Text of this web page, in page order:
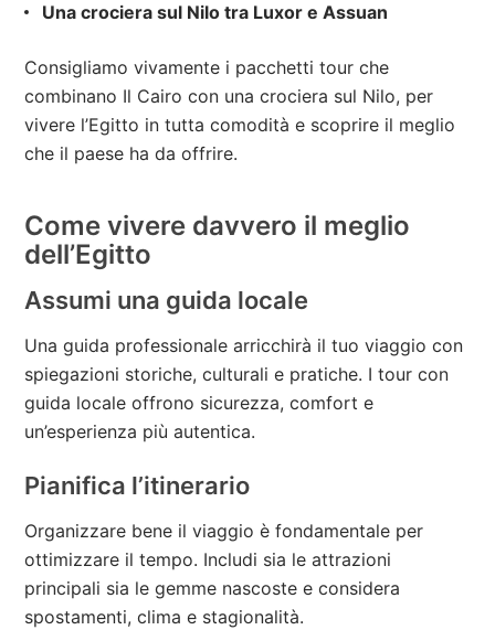
Una crociera sul Nilo tra Luxor e Assuan
Consigliamo vivamente i pacchetti tour che
combinano Il Cairo con una crociera sul Nilo, per
vivere l’Egitto in tutta comodità e scoprire il meglio
che il paese ha da offrire.
Come vivere davvero il meglio
dell’Egitto
Assumi una guida locale
Una guida professionale arricchirà il tuo viaggio con
spiegazioni storiche, culturali e pratiche. I tour con
guida locale offrono sicurezza, comfort e
un’esperienza più autentica.
Pianifica l’itinerario
Organizzare bene il viaggio è fondamentale per
ottimizzare il tempo. Includi sia le attrazioni
principali sia le gemme nascoste e considera
spostamenti, clima e stagionalità.